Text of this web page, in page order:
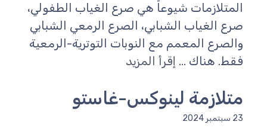
المتلازمات شيوعاً هي صرع الغياب الطفولي،
صرع الغياب الشبابي، الصرع الرمعي الشبابي
والصرع المعمم مع النوبات التوترية-الرمعية
فقط. هناك ... إقرأ المزيد
متلازمة لينوكس-غاستو
23 سبتمبر 2024